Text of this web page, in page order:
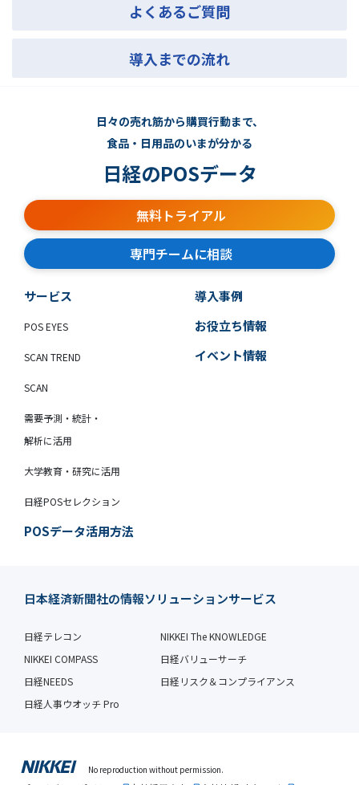
よくあるご質問
導入までの流れ
日々の売れ筋から購買行動まで、
食品・日用品のいまが分かる
日経のPOSデータ
無料トライアル
専門チームに相談
サービス
POS EYES
SCAN TREND
SCAN
需要予測・統計・
解析に活用
大学教育・研究に活用
日経POSセレクション
POSデータ活用方法
導入事例
お役立ち情報
イベント情報
日本経済新聞社の情報ソリューションサービス
日経テレコン
NIKKEI The KNOWLEDGE
NIKKEI COMPASS
日経バリューサーチ
日経NEEDS
日経リスク＆コンプライアンス
日経人事ウオッチ Pro
No reproduction without permission.